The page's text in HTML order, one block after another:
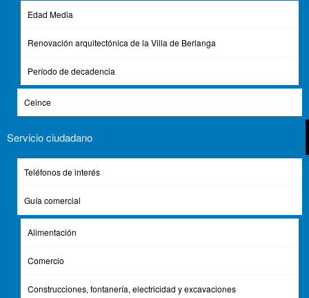
Edad Media
Renovación arquitectónica de la Villa de Berlanga
Período de decadencia
Ceince
Servicio ciudadano
Teléfonos de interés
Guía comercial
Alimentación
Comercio
Construcciones, fontanería, electricidad y excavaciones
Folleto Tierras de Berlanga
diptico_paraje_de_las_tres_cruces.pdf (6.73 MB)
guia_iglesias_medievales_berlanga_18102021.pdf(9.49 MB)
Galería de Imágenes